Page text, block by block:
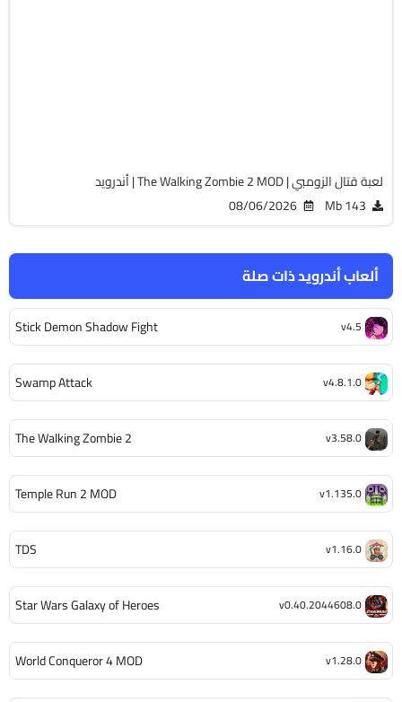
ألعاب أندرويد ذات صلة
Stick Demon Shadow Fight v4.5
Swamp Attack v4.8.1.0
The Walking Zombie 2 v3.58.0
Temple Run 2 MOD v1.135.0
TDS v1.16.0
Star Wars Galaxy of Heroes v0.40.2044608.0
World Conqueror 4 MOD v1.28.0
لعبة قتال الزومبي | The Walking Zombie 2 MOD | أندرويد
143 Mb
08/06/2026